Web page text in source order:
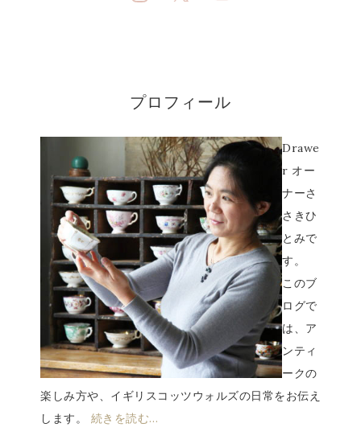
プロフィール
Drawe
r オー
ナーさ
さきひ
とみで
す。
このブ
ログで
は、ア
ンティ
ークの
楽しみ方や、イギリスコッツウォルズの日常をお伝え
します。 続きを読む…